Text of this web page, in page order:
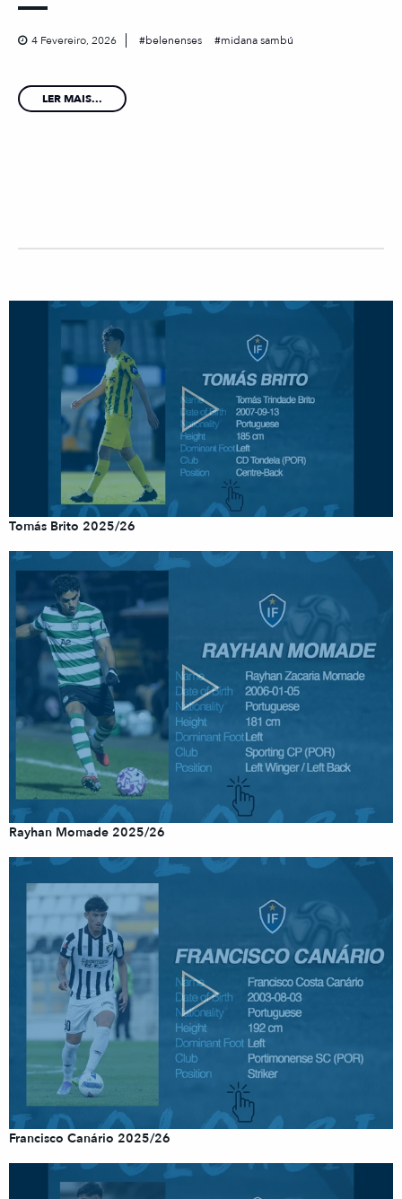
4 Fevereiro, 2026 belenenses midana sambú
LER MAIS...
Tomás Brito 2025/26
Rayhan Momade 2025/26
Francisco Canário 2025/26